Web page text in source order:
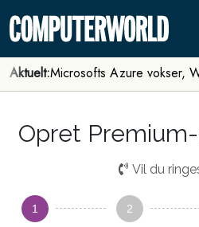
Aktuelt:Microsofts Azure vokser,
Opret
Vil du
1 2